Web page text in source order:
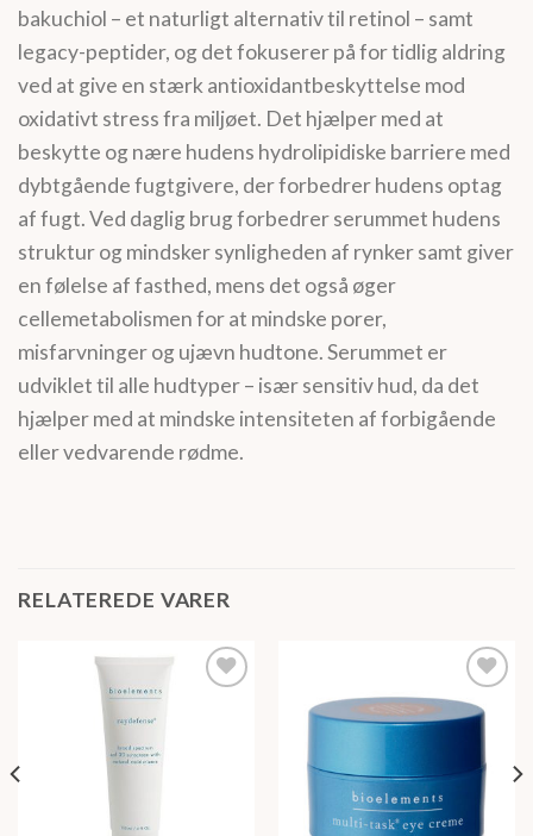
bakuchiol – et naturligt alternativ til retinol – samt
legacy-peptider, og det fokuserer på for tidlig aldring
ved at give en stærk antioxidantbeskyttelse mod
oxidativt stress fra miljøet. Det hjælper med at
beskytte og nære hudens hydrolipidiske barriere med
dybtgående fugtgivere, der forbedrer hudens optag
af fugt. Ved daglig brug forbedrer serummet hudens
struktur og mindsker synligheden af rynker samt giver
en følelse af fasthed, mens det også øger
cellemetabolismen for at mindske porer,
misfarvninger og ujævn hudtone. Serummet er
udviklet til alle hudtyper – især sensitiv hud, da det
hjælper med at mindske intensiteten af forbigående
eller vedvarende rødme.
RELATEREDE VARER
ønskeliste